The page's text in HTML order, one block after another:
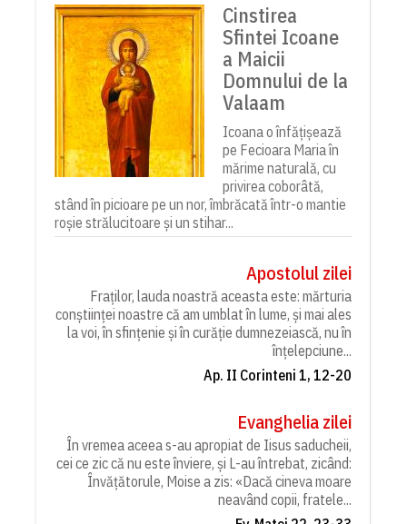
Cinstirea
Sfintei Icoane
a Maicii
Domnului de la
Valaam
Icoana o înfățișează
pe Fecioara Maria în
mărime naturală, cu
privirea coborâtă,
stând în picioare pe un nor, îmbrăcată într-o mantie
roșie strălucitoare și un stihar...
Apostolul zilei
Fraților, lauda noastră aceasta este: mărturia
conștiinței noastre că am umblat în lume, și mai ales
la voi, în sfințenie și în curăție dumnezeiască, nu în
înțelepciune...
Ap. II Corinteni 1, 12-20
Evanghelia zilei
În vremea aceea s-au apropiat de Iisus saducheii,
cei ce zic că nu este înviere, și L-au întrebat, zicând:
Învățătorule, Moise a zis: «Dacă cineva moare
neavând copii, fratele...